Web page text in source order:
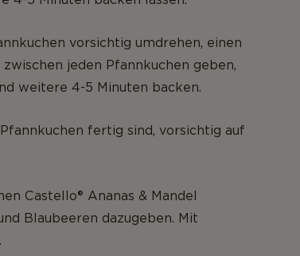
vorsichtig umdrehen, einen
jeden Pfannkuchen geben,
weitere 4-5 Minuten backen.
fertig sind, vorsichtig auf
Castello® Ananas & Mandel
Blaubeeren dazugeben. Mit